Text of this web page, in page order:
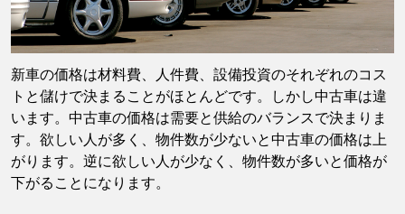
新車の価格は材料費、人件費、設備投資のそれぞれのコス
トと儲けで決まることがほとんどです。しかし中古車は違
います。中古車の価格は需要と供給のバランスで決まりま
す。欲しい人が多く、物件数が少ないと中古車の価格は上
がります。逆に欲しい人が少なく、物件数が多いと価格が
下がることになります。